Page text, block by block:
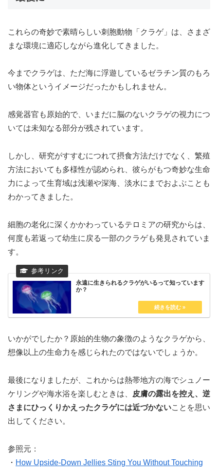
これらの奇妙で素晴らしい刺胞動物「クラゲ」は、さまざ
まな環境に適応しながら進化してきました。
今までクラゲは、ただ海に浮遊しているゼラチン質のもろ
い物体というイメージだったかもしれません。
感覚器官も原始的で、いまだに脳のないクラゲの視力につ
いては未知なる部分が残されています。
しかし、研究がすすむにつれて摂食方法だけでなく、繁殖
方法においても多様性が認められ、彼らがもつ奇妙な生命
力によって生育域は浅瀬や深海、淡水にまでおよぶことも
わかってきました。
細胞の老化に深くかかわっているテロミアの研究からは、
何度も若返って幼生に戻る一部のクラゲも発見されていま
す。
永遠に生きられるクラゲがいるって知っています
か？
いかがでしたか？原始的生物の象徴のようなクラゲから、
想像以上の生命力を感じられたのではないでしょうか。
最後になりましたが、これからは熱帯地方の海でシュノー
ケリングや海水浴を楽しむときは、
皮膚の露出を控え、逆
さまにひっくりかえったクラゲには近づかないことを思い
出してください。
参照元：
・ How Upside-Down Jellies Sting You Without Touching